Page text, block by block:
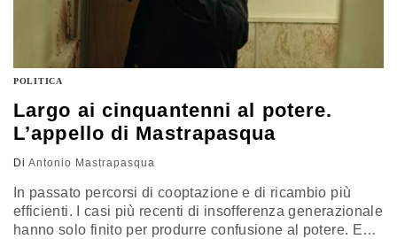
POLITICA
Largo ai cinquantenni al potere.
L’appello di Mastrapasqua
Di Antonio Mastrapasqua
In passato percorsi di cooptazione e di ricambio più
efficienti. I casi più recenti di insofferenza generazionale
hanno solo finito per produrre confusione al potere. E